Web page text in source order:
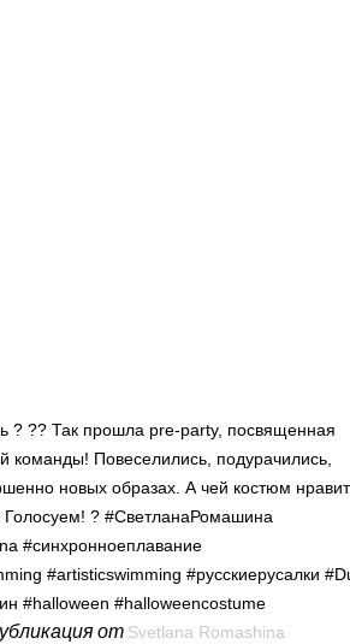
? ?? Так прошла pre-party, посвященная
команды! Повеселились, подурачились,
новых образах. А чей костюм
Голосуем! ? #СветланаРомашина
#синхронноеплавание
#artisticswimming #русскиерусалки
#halloween #halloweencostume
от Svetlana Romashina